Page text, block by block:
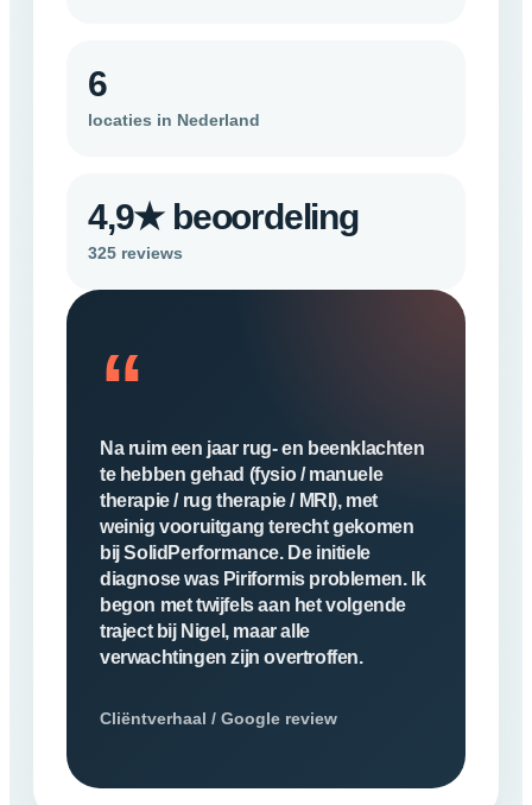
6
locaties in Nederland
4,9★ beoordeling
325 reviews
“
Na ruim een jaar rug- en beenklachten
te hebben gehad (fysio / manuele
therapie / rug therapie / MRI), met
weinig vooruitgang terecht gekomen
bij SolidPerformance. De initiele
diagnose was Piriformis problemen. Ik
begon met twijfels aan het volgende
traject bij Nigel, maar alle
verwachtingen zijn overtroffen.
Cliëntverhaal / Google review